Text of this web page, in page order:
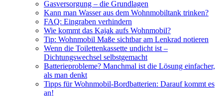
Gasversorgung – die Grundlagen
Kann man Wasser aus dem Wohnmobiltank trinken?
FAQ: Eingraben verhindern
Wie kommt das Kajak aufs Wohnmobil?
Tip: Wohnmobil Maße sichtbar am Lenkrad notieren
Wenn die Toilettenkassette undicht ist –
Dichtungswechsel selbstgemacht
Batterieprobleme? Manchmal ist die Lösung einfacher,
als man denkt
Tipps für Wohnmobil-Bordbatterien: Darauf kommt es
an!